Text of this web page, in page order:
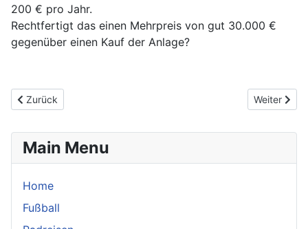
Main Menu
Home
Fußball
200 € pro Jahr.
Rechtfertigt das einen Mehrpreis von gut 30.000 €
gegenüber einen Kauf der Anlage?
Vorheriger Beitrag: Komponenten
Zurück Nächster
Weiter